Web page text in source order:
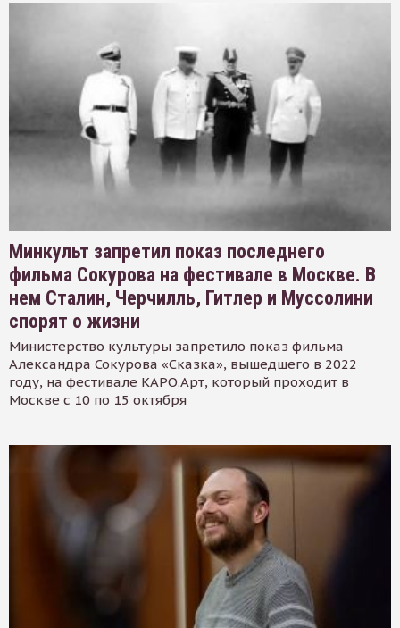
Минкульт запретил показ последнего
фильма Сокурова на фестивале в Москве. В
нем Сталин, Черчилль, Гитлер и Муссолини
спорят о жизни
Министерство культуры запретило показ фильма
Александра Сокурова «Сказка», вышедшего в 2022
году, на фестивале КАРО.Арт, который проходит в
Москве с 10 по 15 октября